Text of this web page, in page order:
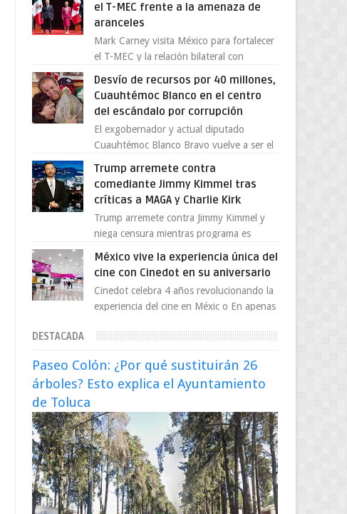
el T-MEC frente a la amenaza de
aranceles
Mark Carney visita México para fortalecer
el T-MEC y la relación bilateral con
Canadá En medio de la tensión comercial
provocada por la ofen...
Desvío de recursos por 40 millones,
Cuauhtémoc Blanco en el centro
del escándalo por corrupción
El exgobernador y actual diputado
Cuauhtémoc Blanco Bravo vuelve a ser el
enfrentando señalamientos por...
Trump arremete contra
comediante Jimmy Kimmel tras
críticas a MAGA y Charlie Kirk
Trump arremete contra Jimmy Kimmel y
niega censura mientras programa es
programa Jimmy Kimmel Live! ...
México vive la experiencia única del
cine con Cinedot en su aniversario
Cinedot celebra 4 años revolucionando la
experiencia del cine en Méxic o En apenas
es posible reinve...
DESTACADA
Paseo Colón: ¿Por qué sustituirán 26
árboles? Esto explica el Ayuntamiento
de Toluca